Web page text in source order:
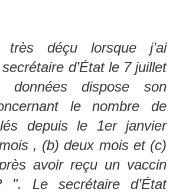
déçu lorsque j’ai
d’État le 7 juillet
données dispose son
le nombre de
depuis le 1er janvier
, (b) deux mois et (c)
avoir reçu un vaccin
". Le secrétaire d’État